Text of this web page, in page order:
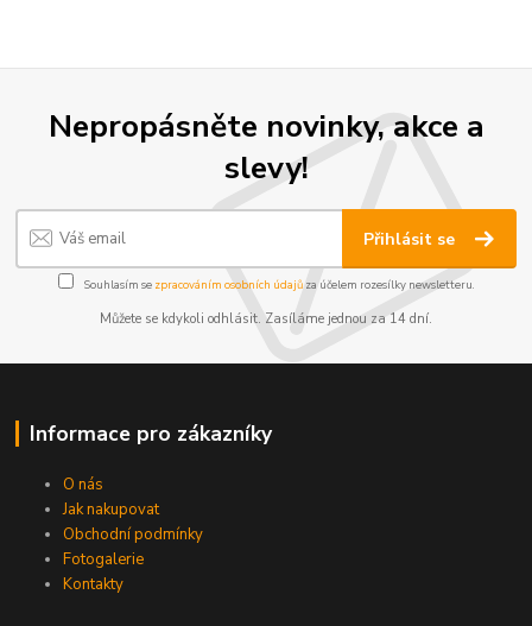
Nepropásněte novinky, akce a
slevy!
Přihlásit se
Souhlasím se zpracováním osobních údajůza účelem rozesílky newsletteru.
Můžete se kdykoli odhlásit. Zasíláme jednou za 14 dní.
Informace pro zákazníky
O nás
Jak nakupovat
Obchodní podmínky
Fotogalerie
Kontakty